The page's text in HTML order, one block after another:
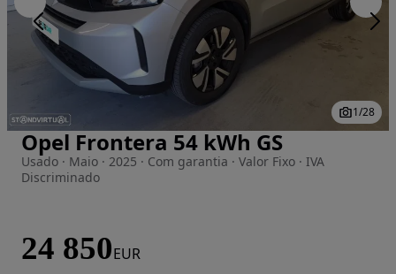
Imagem 1 de 28
1/28
Opel Frontera 54 kWh GS
Usado · Maio · 2025 · Com garantia · Valor Fixo · IVA
Discriminado
24 850EUR